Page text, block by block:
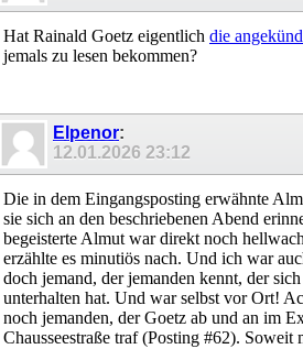
Hat Rainald Goetz eigentlich die
jemals zu lesen bekommen?
Elpenor:
12.01.2026 23:12
Die in dem Eingangsposting erwähnte
sie sich an den beschriebenen Abend
begeisterte Almut war direkt noch
erzählte es minutiös nach. Und ich war
doch jemand, der jemanden kennt, der
unterhalten hat. Und war selbst vor Ort!
noch jemanden, der Goetz ab und an im
Chausseestraße traf (Posting #62). Soweit